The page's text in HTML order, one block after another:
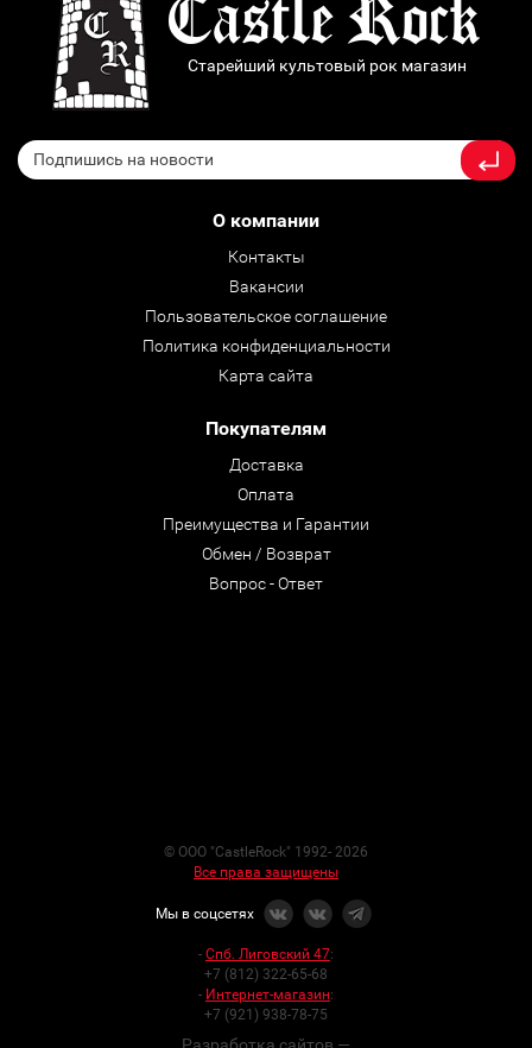
Старейший культовый рок магазин
О компании
Контакты
Вакансии
Пользовательское соглашение
Политика конфиденциальности
Карта сайта
Покупателям
Доставка
Оплата
Преимущества и Гарантии
Обмен / Возврат
Вопрос - Ответ
© ООО "CastleRock" 1992- 2026
Все права защищены
Мы в соцсетях
- Спб. Лиговский 47:
+7 (812) 322-65-68
- Интернет-магазин:
+7 (921) 938-78-75